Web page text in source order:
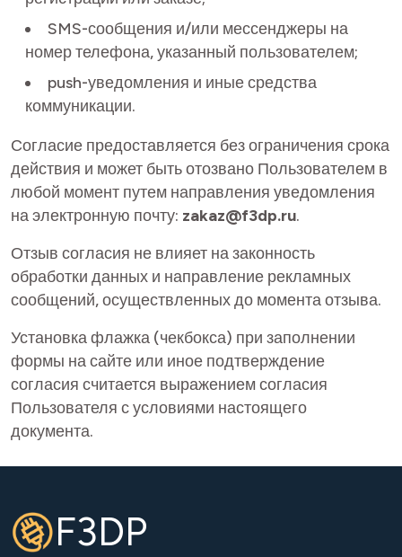
SMS-сообщения и/или мессенджеры на
номер телефона, указанный пользователем;
push-уведомления и иные средства
коммуникации.
Согласие предоставляется без ограничения срока
действия и может быть отозвано Пользователем в
любой момент путем направления уведомления
на электронную почту: zakaz@f3dp.ru.
Отзыв согласия не влияет на законность
обработки данных и направление рекламных
сообщений, осуществленных до момента отзыва.
Установка флажка (чекбокса) при заполнении
формы на сайте или иное подтверждение
согласия считается выражением согласия
Пользователя с условиями настоящего
документа.
F3DP